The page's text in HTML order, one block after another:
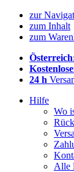
zur
zum Inhalt
zum
24 h
Hilfe
Wo
Alle